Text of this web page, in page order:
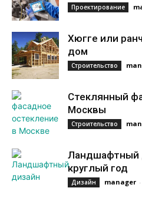
Проектирование
Хюгге или
дом
Строительство
Стеклянный
Москвы
Строительство
Ландшафтный
круглый год
Дизайн manager -